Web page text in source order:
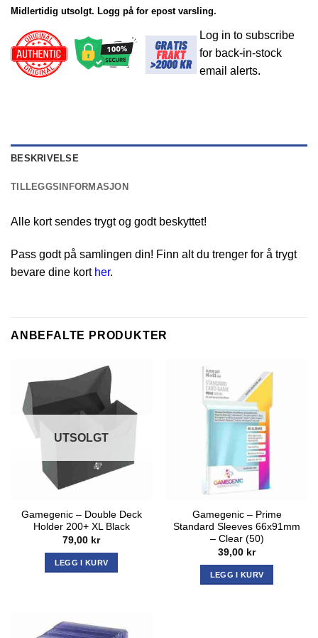
Midlertidig utsolgt. Logg på for epost varsling.
Log in to subscribe
for back-in-stock
email alerts.
BESKRIVELSE
TILLEGGSINFORMASJON
Alle kort sendes trygt og godt beskyttet!
Pass godt på samlingen din! Finn alt du trenger for å trygt
bevare dine kort her.
ANBEFALTE PRODUKTER
UTSOLGT
Gamegenic – Double Deck
Holder 200+ XL Black
79,00 kr
LEGG I KURV
Gamegenic – Prime
Standard Sleeves 66x91mm
– Clear (50)
39,00 kr
LEGG I KURV